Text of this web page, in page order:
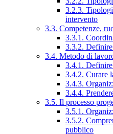
3.2.3.
intervento
3.3. Competenze,
3.3.1.
3.3.2.
3.4. Metodo di
3.4.1.
3.4.2. Curare
3.4.3.
3.4.4.
3.5. Il processo
3.5.1.
3.5.2.
pubblico